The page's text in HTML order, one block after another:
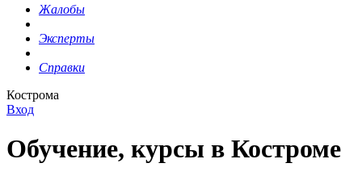
Жалобы
Эксперты
Справки
Кострома
Вход
Обучение, курсы в Костроме